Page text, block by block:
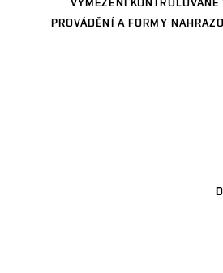
VYMEZENÍ
PROVÁDĚNÍ A FORMY